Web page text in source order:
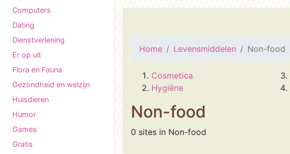
Computers
Dating
Dienstverlening
Er op uit
Flora en Fauna
Gezondheid en welzijn
Huisdieren
Humor
Games
Gratis
Home Levensmiddelen Non-food
Cosmetica
Hygiëne
Non-food
0 sites in Non-food